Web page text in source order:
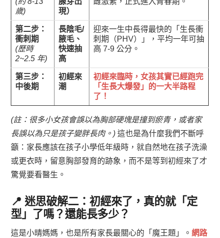
歲)
現）
第二步：
衝刺期
(歷時
2~2.5 年)
長陰毛/
腋毛、
快速抽
高
迎來一生中長得最快的「生長衝
刺期（PHV）」，平均一年可抽
高 7-9 公分。
第三步：
中後期
初經來
潮
初經來臨時，女孩其實已經跑完
「生長大爆發」的一大半路程
了！
(註：很多小女孩會誤以為胸部硬塊是撞到瘀青，或者家
長誤以為只是孩子變胖長肉。) 這也是為什麼我們不斷呼
籲：家長應該在孩子小學低年級時，就自然地在孩子洗澡
或更衣時，留意胸部發育的跡象，而不是等到初經來了才
驚覺要看醫生。
📍 迷思破解二：初經來了，真的就「定
型」了嗎？還能長多少？
這是小晴媽媽，也是所有家長最關心的「魔王題」。網路